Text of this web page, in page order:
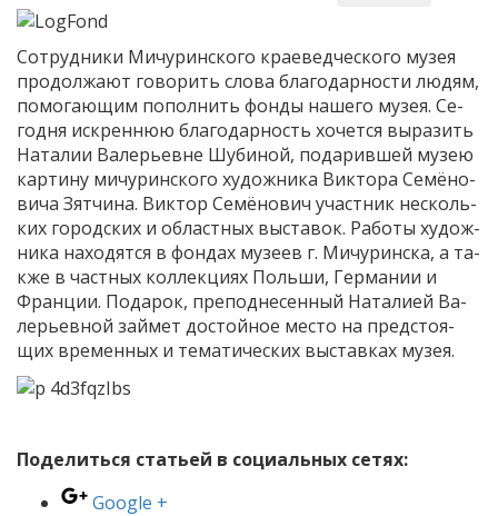
Со­труд­ни­ки Ми­чу­рин­ско­го кра­е­вед­че­ско­го му­зея
про­дол­жа­ют го­во­рить сло­ва бла­го­дар­но­сти лю­дям,
по­мо­га­ю­щим по­пол­нить фон­ды на­ше­го му­зея. Се­
год­ня ис­крен­нюю бла­го­дар­ность хо­чет­ся вы­ра­зить
На­та­лии Ва­ле­рьевне Шу­би­ной, по­да­рив­шей му­зею
кар­ти­ну ми­чу­рин­ско­го ху­дож­ни­ка Вик­то­ра Се­мё­но­
ви­ча Зят­чи­на. Вик­тор Се­мё­но­вич участ­ник несколь­
ких го­род­ских и об­ласт­ных вы­ста­вок. Ра­бо­ты ху­дож­
ни­ка на­хо­дят­ся в фон­дах му­зеев г. Ми­чу­рин­ска, а та­
к­же в част­ных кол­лек­ци­ях Поль­ши, Гер­ма­нии и
Фран­ции. По­да­рок, пре­под­не­сен­ный На­та­ли­ей Ва­
ле­рьев­ной зай­мет до­стой­ное ме­сто на пред­сто­я­
щих вре­мен­ных и те­ма­ти­че­ских вы­став­ках му­зея.
Поделиться статьей в социальных сетях:
Google +